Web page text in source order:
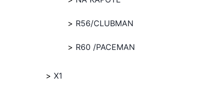
R56/CLUBMAN
R60 /PACEMAN
X1